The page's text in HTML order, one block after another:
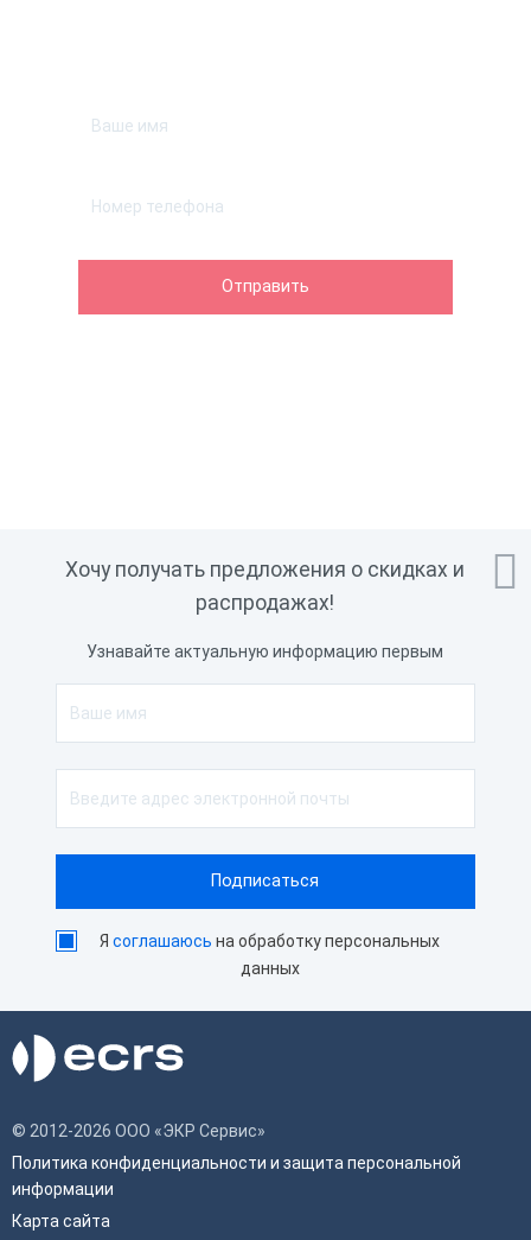

Хочу получать предложения о скидках и
распродажах!
Узнавайте актуальную информацию первым
Ясоглашаюсь на обработку персональных
данных
© 2012-2026 ООО «ЭКР Сервис»
Политика конфиденциальности и защита персональной
информации
Карта сайта